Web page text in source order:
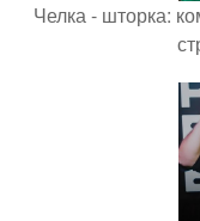
Челка - шторка: